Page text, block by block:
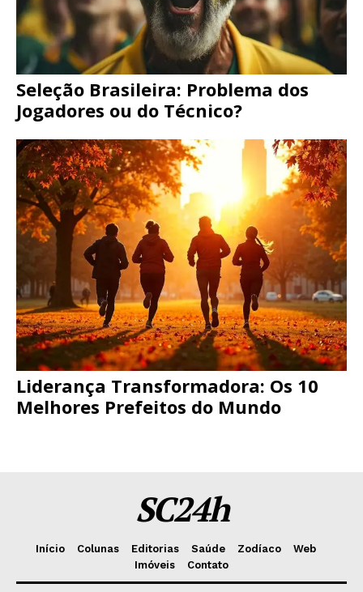
Seleção Brasileira: Problema dos
Jogadores ou do Técnico?
Liderança Transformadora: Os 10
Melhores Prefeitos do Mundo
SC24h
Início Colunas Editorias Saúde Zodíaco
Web
Imóveis
Contato